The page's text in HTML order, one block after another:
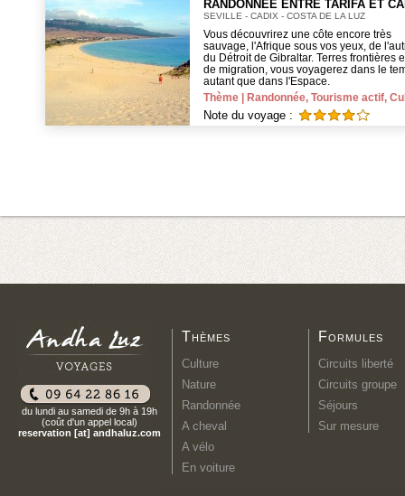
RANDONNÉE ENTRE TARIFA ET
SEVILLE - CADIX - COSTA DE LA LUZ
Vous découvrirez une côte encore très
sauvage, l'Afrique sous vos yeux, de
du Détroit de Gibraltar. Terres frontières
de migration, vous voyagerez dans le
autant que dans l'Espace.
Thème | Randonnée, Tourisme actif,
Note du voyage :
du lundi au samedi de 9h à 19h
(coût d'un appel local)
reservation [at] andhaluz.com
Thèmes
Culture
Nature
Randonnée
A cheval
A vélo
En voiture
Formules
Circuits liberté
Circuits groupe
Séjours
Sur mesure